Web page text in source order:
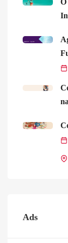
O
Ads